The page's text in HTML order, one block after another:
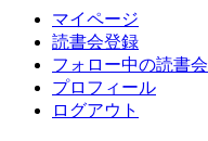
マイページ
読書会登録
フォロー中の読書会
プロフィール
ログアウト